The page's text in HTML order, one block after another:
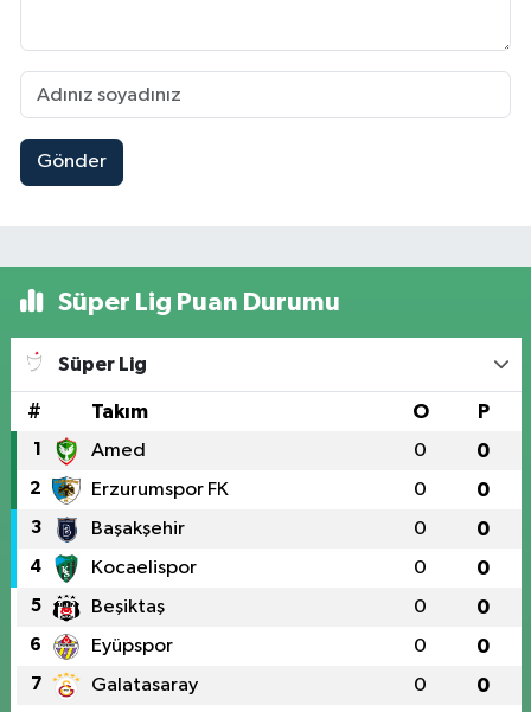
Gönder
Süper Lig Puan Durumu
Süper Lig
# Takım O P
1 Amed 0 0
2 Erzurumspor FK 0 0
3 Başakşehir 0 0
4 Kocaelispor 0 0
5 Beşiktaş 0 0
6 Eyüpspor 0 0
7 Galatasaray 0 0